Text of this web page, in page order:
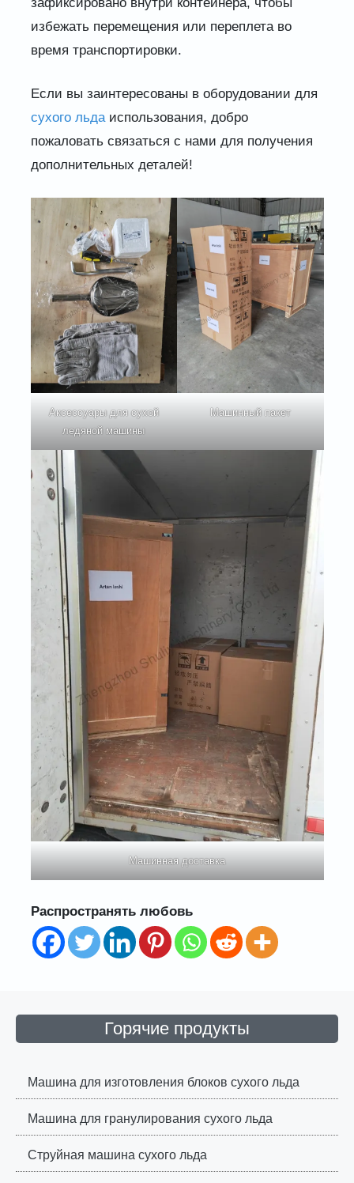
избежать перемещения или переплета во
время транспортировки.
Если вы заинтересованы в оборудовании для
сухого льдаиспользования, добро
пожаловать связаться с нами для получения
дополнительных деталей!
Аксессуары для сухой
ледяной машины
Машинный пакет
Машинная доставка
Распространять любовь
Горячие продукты
Машина для изготовления блоков сухого льда
Машина для гранулирования сухого льда
Струйная машина сухого льда